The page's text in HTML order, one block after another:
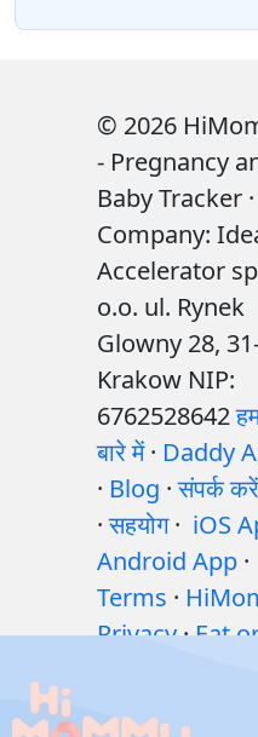
© 2026
- Pregnancy
Baby Tracker ·
Company:
Accelerator
o.o. ul. Rynek
Glowny 28,
Krakow NIP:
6762528642
बारे में· Daddy
· Blog ·संपर्क करें
·सहयोग· iOS
Android App ·
Terms ·
Privacy·Eat